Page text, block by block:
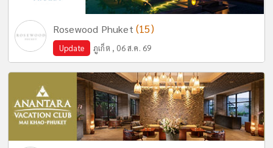
Rosewood Phuket (15)
Update ภูเก็ต , 06 ส.ค. 69